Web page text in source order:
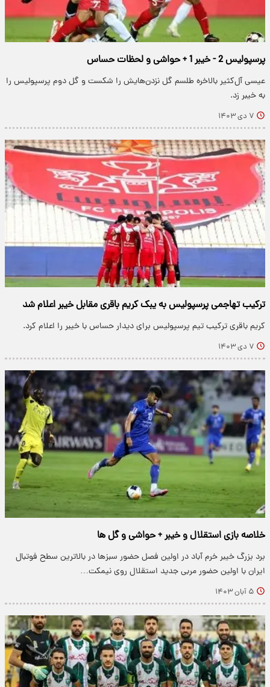
پرسپولیس 2 - خیبر 1 + حواشی و لحظات حساس
عیسی آل‌کثیر بالاخره طلسم گل نزدن‌هایش را شکست و گل دوم پرسپولیس را
به خیبر زد.
۷ دی ۱۴۰۳
ترکیب تهاجمی پرسپولیس به یبک کریم باقری مقابل خیبر اعلام شد
کریم باقری ترکیب تیم پرسپولیس برای دیدار حساس با خیبر را اعلام کرد.
۷ دی ۱۴۰۳
خلاصه بازی استقلال و خیبر + حواشی و گل ها
برد بزرگ خیبر خرم آباد در اولین فصل حضور سبزها در بالاترین سطح فوتبال
ایران با اولین حضور مربی جدید استقلال روی نیمکت…
۵ آبان ۱۴۰۳